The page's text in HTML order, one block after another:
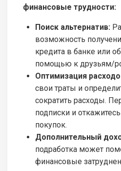
финансовые трудности:
Поиск альтернатив:
возможность
кредита в банке или
помощью к друзьям/
Оптимизация
свои траты и
сократить расходы.
подписки и
покупок.
Дополнительный
подработка может
финансовые